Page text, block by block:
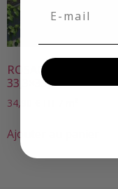
ROSACE BLU Natural
33,3×33,3
34,90
Ajouter au panier
Email